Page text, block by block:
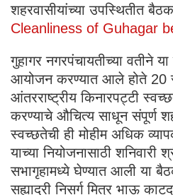
शहरवासीयांच्या उपस्थितीत
Cleanliness of Guhagar
गुहागर नगरपंचायतीच्या वतीने
आयोजन करण्यात आले होते 20
आंतरराष्ट्रीय किनारपट्टी
करण्याचे औचित्य साधून संपूर्ण
स्वच्छतेची ही मोहीम अधिक
याच्या नियोजनासाठी शनिवारी
सभागृहामध्ये घेण्यात आली या
सह्याद्री निसर्ग मित्र भाऊ